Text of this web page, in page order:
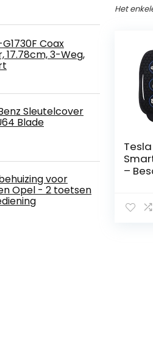
Coax
17.78cm, 3-Weg,
Sleutelcover
Blade
voor
Opel - 2 toetsen
Het
–